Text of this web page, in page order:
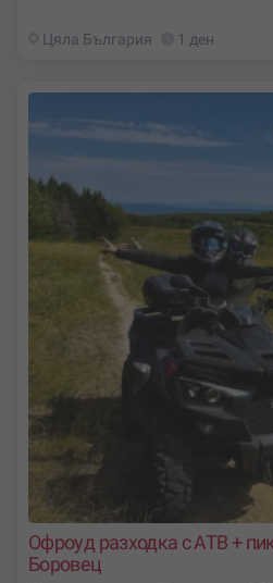
Цяла България 1 ден
Офроуд разходка с АТВ +
Боровец